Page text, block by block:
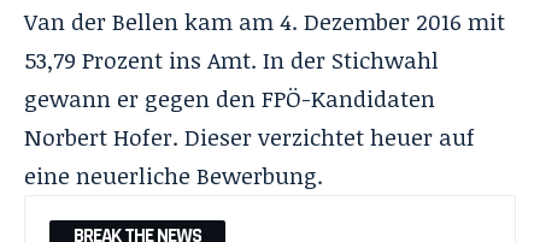
Van der Bellen kam am 4. Dezember 2016 mit
53,79 Prozent ins Amt. In der Stichwahl
gewann er gegen den FPÖ-Kandidaten
Norbert Hofer. Dieser verzichtet heuer auf
eine neuerliche Bewerbung.
BREAK THE NEWS